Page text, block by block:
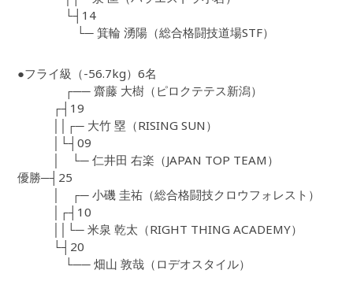
└┤14
└─ 箕輪 湧陽（総合格闘技道場STF）
●フライ級（-56.7kg）6名
┌── 齋藤 大樹（ピロクテテス新潟）
┌┤19
││┌─ 大竹 塁（RISING SUN）
│└┤09
│ └─ 仁井田 右楽（JAPAN TOP TEAM）
優勝─┤25
│ ┌─ 小磯 圭祐（総合格闘技クロウフォレスト）
│┌┤10
││└─ 米泉 乾太（RIGHT THING ACADEMY）
└┤20
└── 畑山 敦哉（ロデオスタイル）